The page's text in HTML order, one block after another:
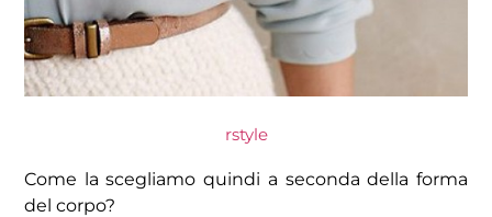
rstyle
Come la scegliamo quindi a seconda della forma
del corpo?